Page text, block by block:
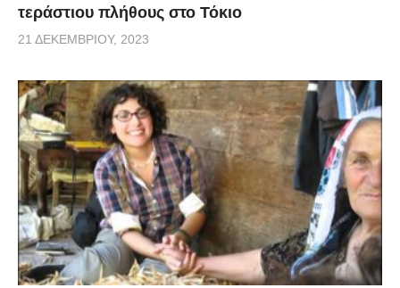
τεράστιου πλήθους στο Τόκιο
21 ΔΕΚΕΜΒΡΊΟΥ, 2023